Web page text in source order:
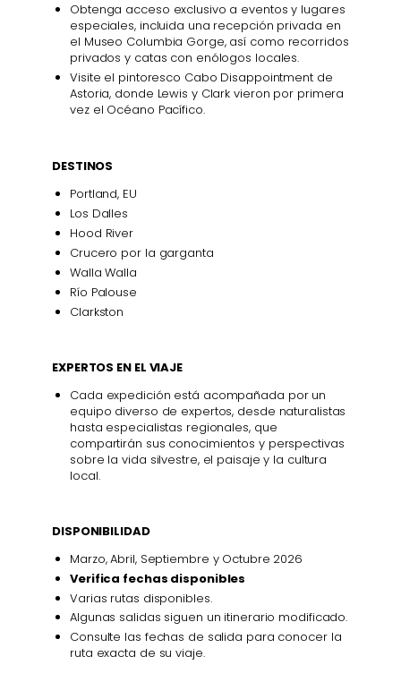
Obtenga acceso exclusivo a eventos y lugares
especiales, incluida una recepción privada en
el Museo Columbia Gorge, así como recorridos
privados y catas con enólogos locales.
Visite el pintoresco Cabo Disappointment de
Astoria, donde Lewis y Clark vieron por primera
vez el Océano Pacífico.
DESTINOS
Portland, EU
Los Dalles
Hood River
Crucero por la garganta
Walla Walla
Río Palouse
Clarkston
EXPERTOS EN EL VIAJE
Cada expedición está acompañada por un
equipo diverso de expertos, desde naturalistas
hasta especialistas regionales, que
compartirán sus conocimientos y perspectivas
sobre la vida silvestre, el paisaje y la cultura
local.
DISPONIBILIDAD
Marzo, Abril, Septiembre y Octubre 2026
Verifica fechas disponibles
Varias rutas disponibles.
Algunas salidas siguen un itinerario modificado.
Consulte las fechas de salida para conocer la
ruta exacta de su viaje.